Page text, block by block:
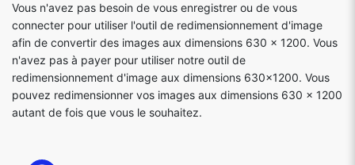
Vous n'avez pas besoin de vous enregistrer ou de vous
connecter pour utiliser l'outil de redimensionnement d'image
afin de convertir des images aux dimensions 630 x 1200. Vous
n'avez pas à payer pour utiliser notre outil de
redimensionnement d'image aux dimensions 630x1200. Vous
pouvez redimensionner vos images aux dimensions 630 x 1200
autant de fois que vous le souhaitez.